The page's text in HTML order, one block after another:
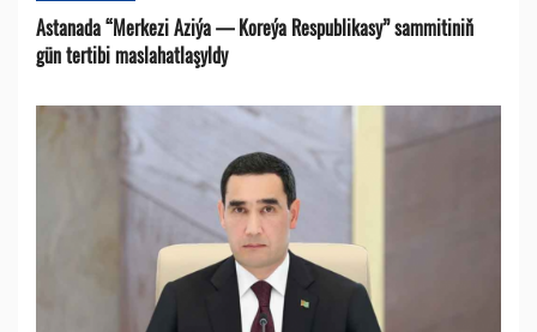
Astanada “Merkezi Aziýa — Koreýa Respublikasy” sammitiniň
gün tertibi maslahatlaşyldy